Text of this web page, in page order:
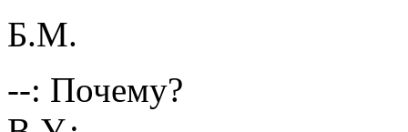
Б.М.
--: Почему?